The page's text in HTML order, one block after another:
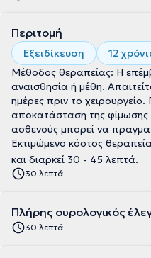
Περιτομή
Εξειδίκευση
12
Μέθοδος θεραπείας: Η
αναισθησία ή μέθη.
ημέρες πριν το χειρουργείο.
αποκατάσταση της φίμωσης
ασθενούς μπορεί να
Εκτιμώμενο κόστος
και διαρκεί 30 - 45 λεπτά.
30 λεπτά
Πλήρης ουρολογικός
30 λεπτά